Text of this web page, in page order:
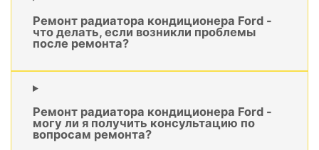
Ремонт радиатора кондиционера Ford -
что делать, если возникли проблемы
после ремонта?
Ремонт радиатора кондиционера Ford -
могу ли я получить консультацию по
вопросам ремонта?